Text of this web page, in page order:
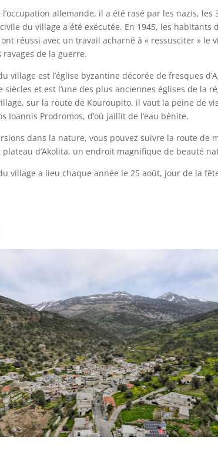
allemande, il a été rasé par les nazis, les
du village a été exécutée. En 1945, les habitants
réussi avec un travail acharné à « ressusciter » le
de la guerre.
village est l’église byzantine décorée de fresques
siècles et est l’une des plus anciennes églises de la
sur la route de Kouroupito, il vaut la peine de
Ioannis Prodromos, d’où jaillit de l’eau bénite.
dans la nature, vous pouvez suivre la route de
d’Akolita, un endroit magnifique de beauté
village a lieu chaque année le 25 août, jour de la fête